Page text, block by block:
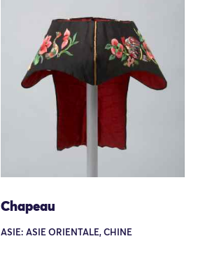
Chapeau
ASIE: ASIE ORIENTALE, CHINE